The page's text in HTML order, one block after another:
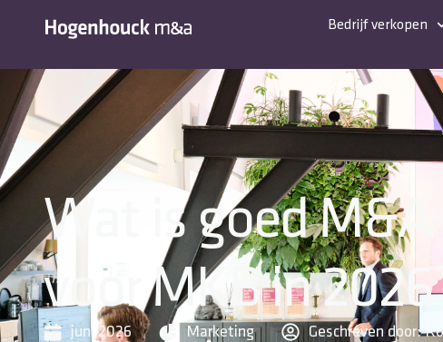
Bedrijf verkopen
Wat is goed
voor MKB in
juni 2026 Marketing Geschreven door: